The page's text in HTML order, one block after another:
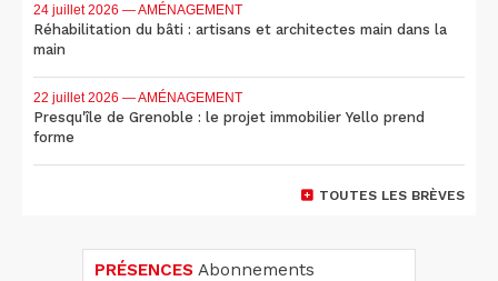
24 juillet 2026 — AMÉNAGEMENT
Réhabilitation du bâti : artisans et architectes main dans la
main
22 juillet 2026 — AMÉNAGEMENT
Presqu'île de Grenoble : le projet immobilier Yello prend
forme
TOUTES LES BRÈVES
PRÉSENCES Abonnements